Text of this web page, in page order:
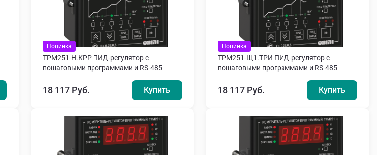
Новинка
ТРМ251-Н.КРР ПИД-регулятор с
пошаговыми программами и RS-485
18 117 Руб. Купить
Новинка
ТРМ251-Щ1.ТРИ ПИД-регулятор с
пошаговыми программами и RS-485
18 117 Руб. Купить